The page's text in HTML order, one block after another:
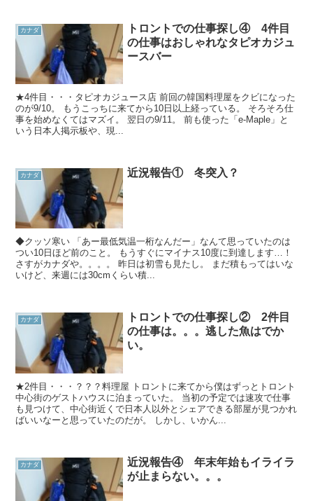
カナダ
トロントでの仕事探し④ 4件目
の仕事はおしゃれなタピオカジュ
ースバー
★4件目・・・タピオカジュース店 前回の韓国料理屋をクビになった
のが9/10。 もうこっちに来てから10日以上経っている。 そろそろ仕
事を始めなくてはマズイ。 翌日の9/11。 前も使った「e-Maple」と
いう日本人掲示板や、現...
カナダ 近況報告① 冬突入？
◆クッソ寒い 「あー最低気温一桁なんだー」なんて思っていたのは
つい10日ほど前のこと。 もうすぐにマイナス10度に到達します…！
さすがカナダや。。。。 昨日は初雪も見たし。 まだ積もってはいな
いけど、来週には30cmくらい積...
カナダ
トロントでの仕事探し② 2件目
の仕事は。。。逃した魚はでか
い。
★2件目・・・？？？料理屋 トロントに来てから僕はずっとトロント
中心街のゲストハウスに泊まっていた。 当初の予定では速攻で仕事
も見つけて、中心街近くで日本人以外とシェアできる部屋が見つかれ
ばいいなーと思っていたのだが。 しかし、いかん...
カナダ
近況報告④ 年末年始もイライラ
が止まらない。。。